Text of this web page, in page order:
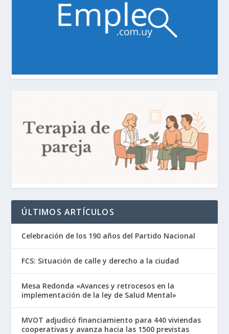
ÚLTIMOS ARTÍCULOS
Celebración de los 190 años del Partido Nacional
FCS: Situación de calle y derecho a la ciudad
Mesa Redonda «Avances y retrocesos en la
implementación de la ley de Salud Mental»
MVOT adjudicó financiamiento para 440 viviendas
cooperativas y avanza hacia las 1500 previstas